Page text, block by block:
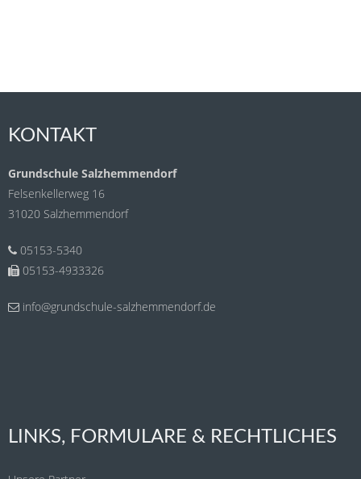
KONTAKT
Grundschule Salzhemmendorf
Felsenkellerweg 16
31020 Salzhemmendorf
05153-5340
05153-4933326
info@grundschule-salzhemmendorf.de
LINKS, FORMULARE & RECHTLICHES